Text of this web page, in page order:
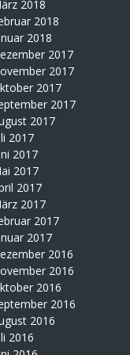
2018
2018
2018
2017
2017
2017
2017
2017
2017
2017
2017
2017
2017
2017
2017
2016
2016
2016
2016
2016
2016